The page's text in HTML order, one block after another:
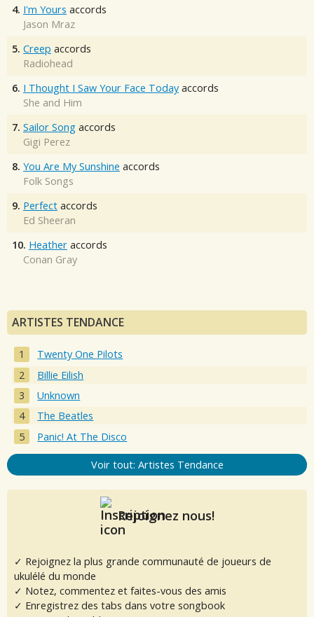
4. I'm Yours accords
Jason Mraz
5. Creep accords
Radiohead
6. I Thought I Saw Your Face Today accords
She and Him
7. Sailor Song accords
Gigi Perez
8. You Are My Sunshine accords
Folk Songs
9. Perfect accords
Ed Sheeran
10. Heather accords
Conan Gray
ARTISTES TENDANCE
Twenty One Pilots
Billie Eilish
Unknown
The Beatles
Panic! At The Disco
Voir tout: Artistes Tendance
Rejoignez nous!
✓ Rejoignez la plus grande communauté de joueurs de
ukulélé du monde
✓ Notez, commentez et faites-vous des amis
✓ Enregistrez des tabs dans votre songbook